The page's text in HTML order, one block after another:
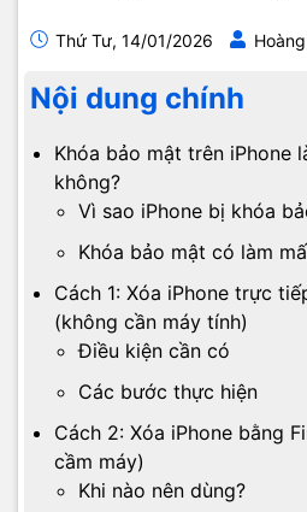
Thứ Tư, 14/01/2026
Nội dung chính
Khóa bảo mật trên iPhone
không?
Vì sao iPhone bị khóa
Khóa bảo mật có làm
Cách 1: Xóa iPhone trực
(không cần máy tính)
Điều kiện cần có
Các bước thực hiện
Cách 2: Xóa iPhone bằng
cầm máy)
Khi nào nên dùng?